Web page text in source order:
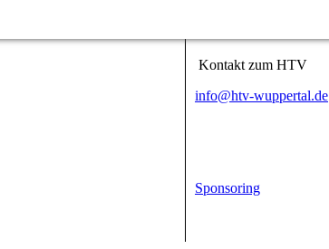
Kontakt zum HTV
info@htv-wuppertal.de
Sponsoring